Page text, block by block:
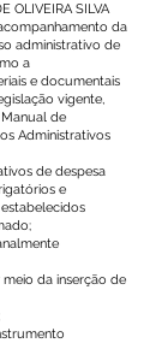
OLIVEIRA SILVA
da
administrativo de
a
e documentais
vigente,
de
Administrativos
de despesa
e
da inserção de